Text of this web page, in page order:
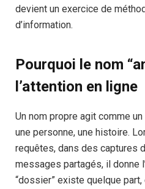
devient un exercice de
d’information.
Pourquoi le nom
l’attention en ligne
Un nom propre agit comme
une personne, une histoire.
requêtes, dans des captures
messages partagés, il donne
“dossier” existe quelque part,